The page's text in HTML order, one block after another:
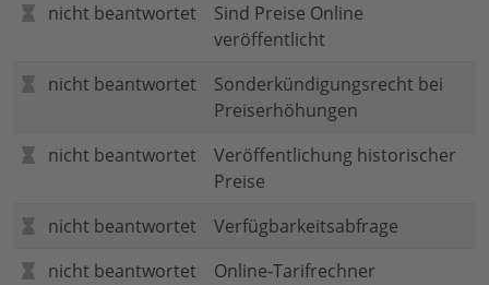
nicht beantwortet
Sind Preise Online
veröffentlicht
nicht beantwortet
Sonderkündigungsrecht bei
Preiserhöhungen
nicht beantwortet
Veröffentlichung historischer
Preise
nicht beantwortet
Verfügbarkeitsabfrage
nicht beantwortet
Online-Tarifrechner